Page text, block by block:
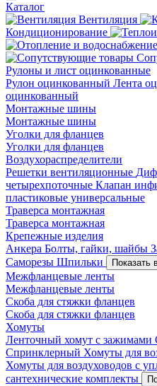
Каталог
Вентиляция
Кондиционирование
Рулоны и лист оцинкованные
Рулон оцинкованный Лента
оцинкованный
Монтажные шины
Монтажные шины
Уголки для фланцев
Уголки для фланцев
Воздухораспределители
Решетки вентиляционные
четырехпоточные Клапан
пластиковые универсальные
Траверса монтажная
Траверса монтажная
Крепежные изделия
Анкера Болты, гайки, шайбы
Саморезы Шпильки Показать
Межфланцевые ленты
Межфланцевые ленты
Скоба для стяжки фланцев
Скоба для стяжки фланцев
Хомуты
Ленточный хомут с зажимами
Спринклерный Хомуты для
Хомуты для воздуховодов с
сантехнические комплекты